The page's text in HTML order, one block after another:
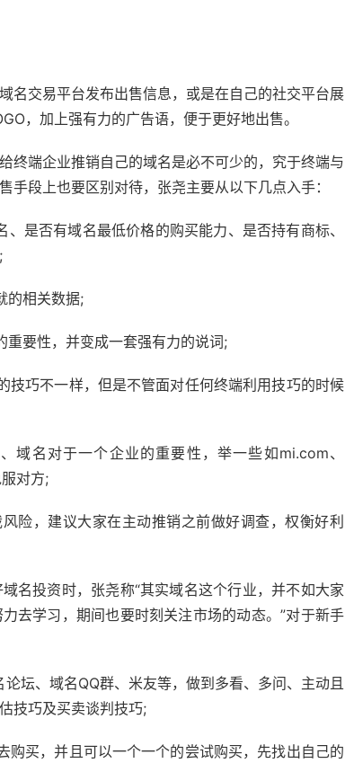
名交易平台发布出售信息，或是在自己的社交平台展
，加上强有力的广告语，便于更好地出售。
终端企业推销自己的域名是必不可少的，究于终端与
段上也要区别对待，张尧主要从以下几点入手：
是否有域名最低价格的购买能力、是否持有商标、
的相关数据;
要性，并变成一套强有力的说词;
技巧不一样，但是不管面对任何终端利用技巧的时候
域名对于一个企业的重要性，举一些如mi.com、
对方;
险，建议大家在主动推销之前做好调查，权衡好利
名投资时，张尧称“其实域名这个行业，并不如大家
去学习，期间也要时刻关注市场的动态。”对于新手
坛、域名QQ群、米友等，做到多看、多问、主动且
技巧及买卖谈判技巧;
买，并且可以一个一个的尝试购买，先找出自己的